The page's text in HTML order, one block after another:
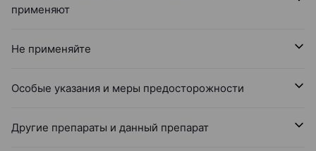
применяют
Не применяйте
Особые указания и меры предосторожности
Другие препараты и данный препарат